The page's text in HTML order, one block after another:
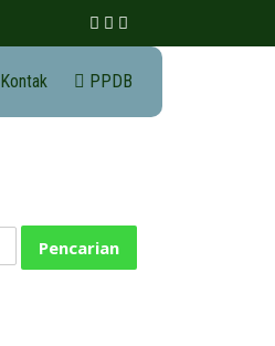
Kontak PPDB
Pencarian